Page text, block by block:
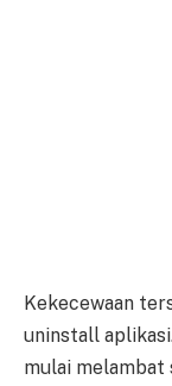
Kekecewaan
uninstall
mulai